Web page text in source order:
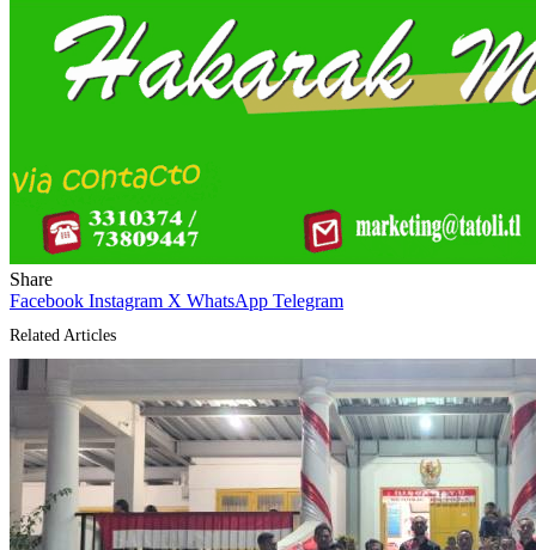
Share
Facebook Instagram X WhatsApp Telegram
Related Articles